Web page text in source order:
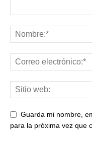
Guarda mi nombre,
para la próxima vez que